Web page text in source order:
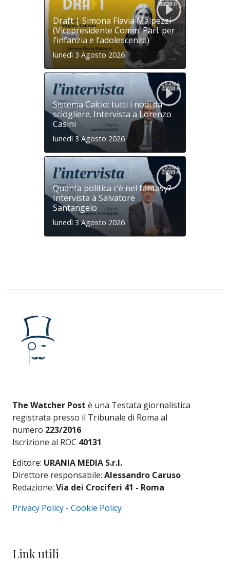
Draft | Simona Flavia Malpezzi
(Vicepresidente Comm. Parl. per
l’infanzia e l’adolescenza)
lunedì 3 Agosto 2026
Sistema Calcio: tutti i nodi da
sciogliere. Intervista a Lorenzo
Casini
lunedì 3 Agosto 2026
Quanta politica c’è nel fantasy?
Intervista a Salvatore
Santangelo
lunedì 3 Agosto 2026
The Watcher Post è una Testata giornalistica
registrata presso il Tribunale di Roma al
numero 223/2016
Iscrizione al ROC 40131
Editore: URANIA MEDIA S.r.l.
Direttore responsabile: Alessandro Caruso
Redazione: Via dei Crociferi 41 - Roma
Privacy Policy - Cookie Policy
Link utili